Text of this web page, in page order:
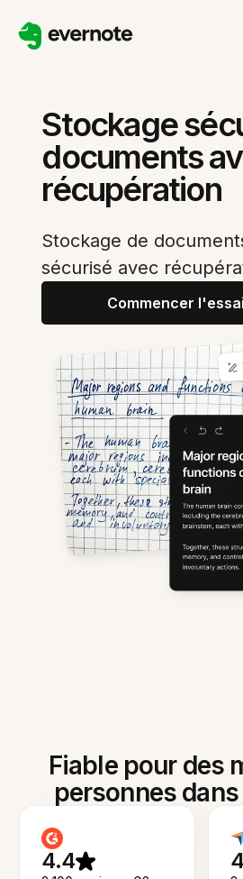
Stockage
documents
récupération
Stockage de
sécurisé avec
Commencer
Fiable pour des
personnes
4.4